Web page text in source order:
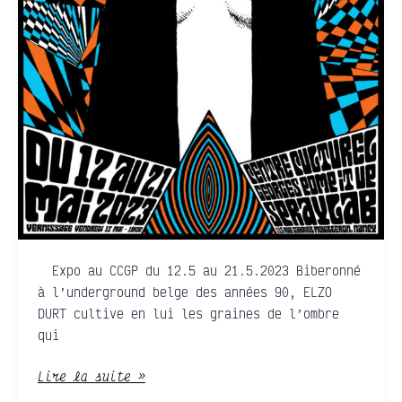
Expo au CCGP du 12.5 au 21.5.2023 Biberonné
à l’underground belge des années 90, ELZO
DURT cultive en lui les graines de l’ombre
qui
Lire la suite »